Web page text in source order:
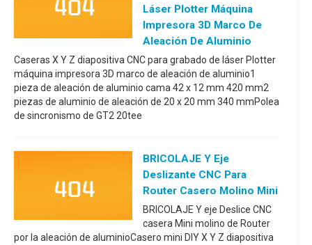
Láser Plotter Máquina
Impresora 3D Marco De
Aleación De Aluminio
Caseras X Y Z diapositiva CNC para grabado de láser Plotter
máquina impresora 3D marco de aleación de aluminio1
pieza de aleación de aluminio cama 42 x 12 mm 420 mm2
piezas de aluminio de aleación de 20 x 20 mm 340 mmPolea
de sincronismo de GT2 20tee
BRICOLAJE Y Eje
Deslizante CNC Para
Router Casero Molino Mini
BRICOLAJE Y eje Deslice CNC
casera Mini molino de Router
por la aleación de aluminioCasero mini DIY X Y Z diapositiva